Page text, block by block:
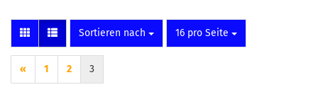
Sortieren nach 16 pro Seite
« 1 2 3